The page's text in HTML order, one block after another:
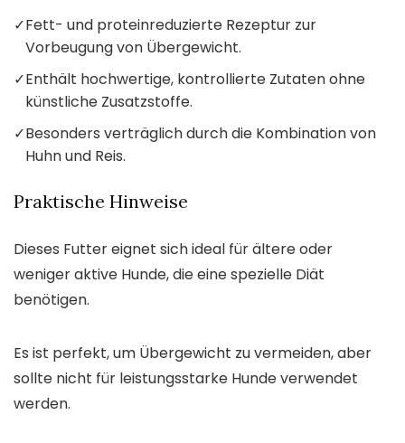
✓Fett- und proteinreduzierte Rezeptur zur
Vorbeugung von Übergewicht.
✓Enthält hochwertige, kontrollierte Zutaten ohne
künstliche Zusatzstoffe.
✓Besonders verträglich durch die Kombination von
Huhn und Reis.
Praktische Hinweise
Dieses Futter eignet sich ideal für ältere oder
weniger aktive Hunde, die eine spezielle Diät
benötigen.
Es ist perfekt, um Übergewicht zu vermeiden, aber
sollte nicht für leistungsstarke Hunde verwendet
werden.